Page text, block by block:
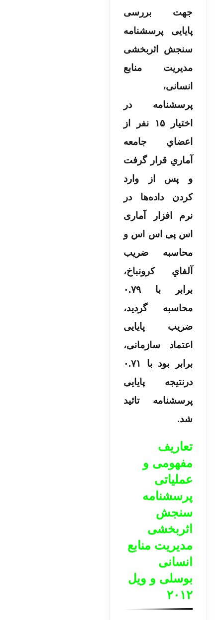
جهت بررسی
پایایی پرسشنامه
سنجش اثربخشی
مدیریت منابع
انسانی،
پرسشنامه در
اختیار ۱۵ نفر از
اعضاي جامعه
آماري قرار گرفت
و پس از وارد
کردن داده‌ها در
نرم افزار آماری
اس پی اس اس و
محاسبه ضریب
آلفاي کرونباخ،
برابر با ۰.۷۹
محاسبه گردید،
ضریب پایایی
اعتماد سازمانی،
برابر بود با ۰.۷۱
درنتیجه پایایی
پرسشنامه تائید
شد.
تعاریف
مفهومی و
عملیاتی
پرسشنامه
سنجش
اثربخشی
مدیریت منابع
انسانی
بوسلی و ویل
۲۰۱۲